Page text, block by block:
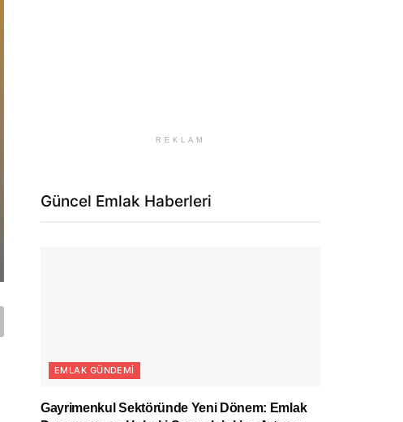
REKLAM
Güncel Emlak Haberleri
EMLAK GÜNDEMI
Gayrimenkul Sektöründe Yeni Dönem: Emlak